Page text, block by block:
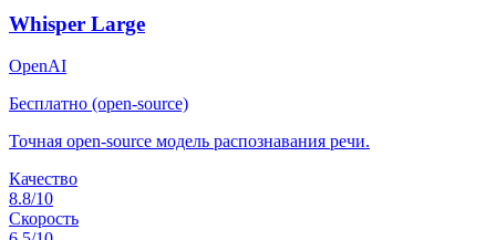
Whisper Large
OpenAI
Бесплатно (open-source)
Точная open-source модель распознавания речи.
Качество
8.8/10
Скорость